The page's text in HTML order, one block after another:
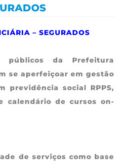
– SEGURADOS
públicos da Prefeitura
se aperfeiçoar em gestão
previdência social RPPS,
calendário de cursos on-
de serviços como base